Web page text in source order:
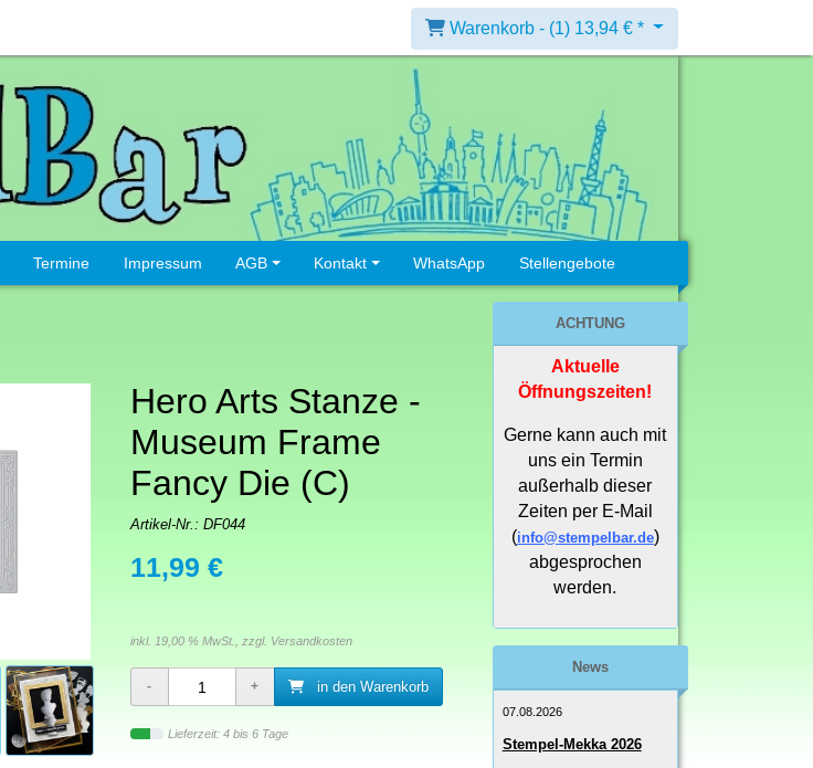
Warenkorb - (1) 13,94 € *
Termine Impressum AGB Kontakt WhatsApp Stellengebote
Hero Arts Stanze -
Museum Frame
Fancy Die (C)
Artikel-Nr.: DF044
11,99 €
inkl. 19,00 % MwSt., zzgl. Versandkosten
in den Warenkorb
Lieferzeit: 4 bis 6 Tage
ACHTUNG
Aktuelle
Öffnungszeiten!
Gerne kann auch mit
uns ein Termin
außerhalb dieser
Zeiten per E-Mail
(info@stempelbar.de)
abgesprochen
werden.
News
07.08.2026
Stempel-Mekka 2026